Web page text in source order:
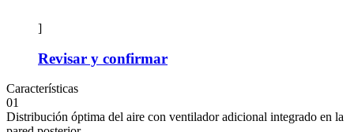
]
Revisar y confirmar
Características
01
Distribución óptima del aire con ventilador adicional integrado en la